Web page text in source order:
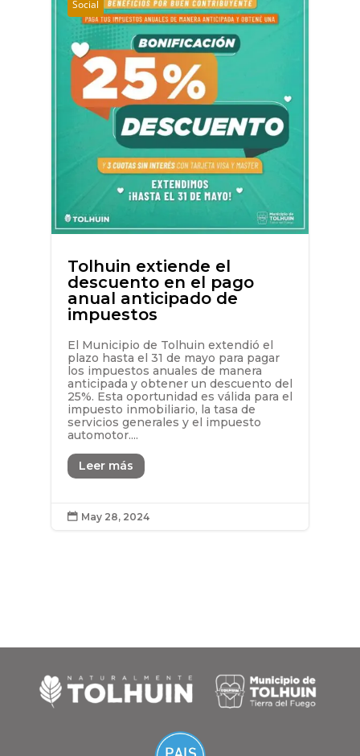
Social
Tolhuin extiende el
descuento en el pago
anual anticipado de
impuestos
El Municipio de Tolhuin extendió el
plazo hasta el 31 de mayo para pagar
los impuestos anuales de manera
anticipada y obtener un descuento del
25%. Esta oportunidad es válida para el
impuesto inmobiliario, la tasa de
servicios generales y el impuesto
automotor....
Leer más
 May 28, 2024